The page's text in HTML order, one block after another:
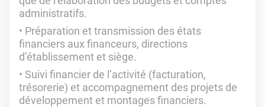
administratifs.
Préparation et transmission des états
financiers aux financeurs, directions
d’établissement et siège.
Suivi financier de l’activité (facturation,
trésorerie) et accompagnement des projets de
développement et montages financiers.